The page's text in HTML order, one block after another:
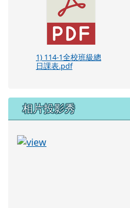
1) 114-1全校班級總
日課表.pdf
相片投影秀